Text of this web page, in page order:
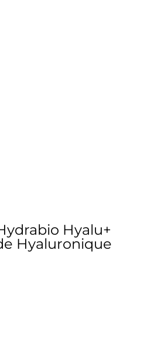
Hyalu+
Hyaluronique